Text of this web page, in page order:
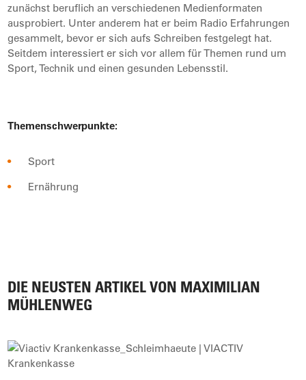
zunächst beruflich an verschiedenen Medienformaten
ausprobiert. Unter anderem hat er beim Radio Erfahrungen
gesammelt, bevor er sich aufs Schreiben festgelegt hat.
Seitdem interessiert er sich vor allem für Themen rund um
Sport, Technik und einen gesunden Lebensstil.
Themenschwerpunkte:
Sport
Ernährung
DIE NEUSTEN ARTIKEL VON MAXIMILIAN
MÜHLENWEG